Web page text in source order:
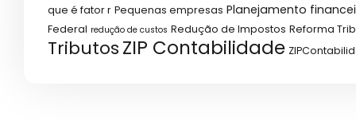
que é fator r Pequenas empresas Planejamento
Federal redução de custos Redução de Impostos Reforma
TributosZIP Contabilidade